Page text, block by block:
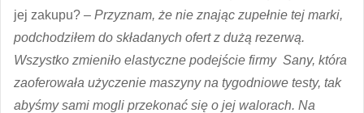
jej zakupu? – Przyznam, że nie znając zupełnie tej marki,
podchodziłem do składanych ofert z dużą rezerwą.
Wszystko zmieniło elastyczne podejście firmy Sany, która
zaoferowała użyczenie maszyny na tygodniowe testy, tak
abyśmy sami mogli przekonać się o jej walorach. Na